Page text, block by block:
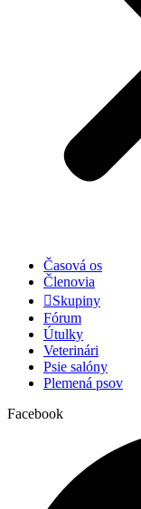
Časová os
Členovia
Skupiny
Fórum
Útulky
Veterinári
Psie salóny
Plemená psov
Facebook